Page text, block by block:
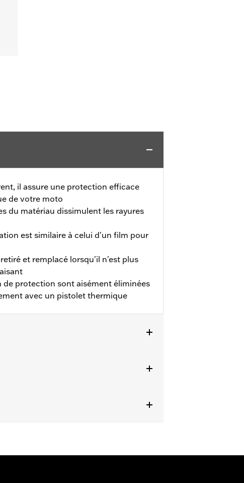
il assure une protection efficace
de votre moto
du matériau dissimulent les rayures
est similaire à celui d'un film pour
et remplacé lorsqu'il n'est plus
de protection sont aisément éliminées
avec un pistolet thermique